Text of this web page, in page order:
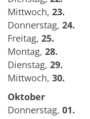
Mittwoch, 23.
Donnerstag, 24.
Freitag, 25.
Montag, 28.
Dienstag, 29.
Mittwoch, 30.
Oktober
Donnerstag, 01.